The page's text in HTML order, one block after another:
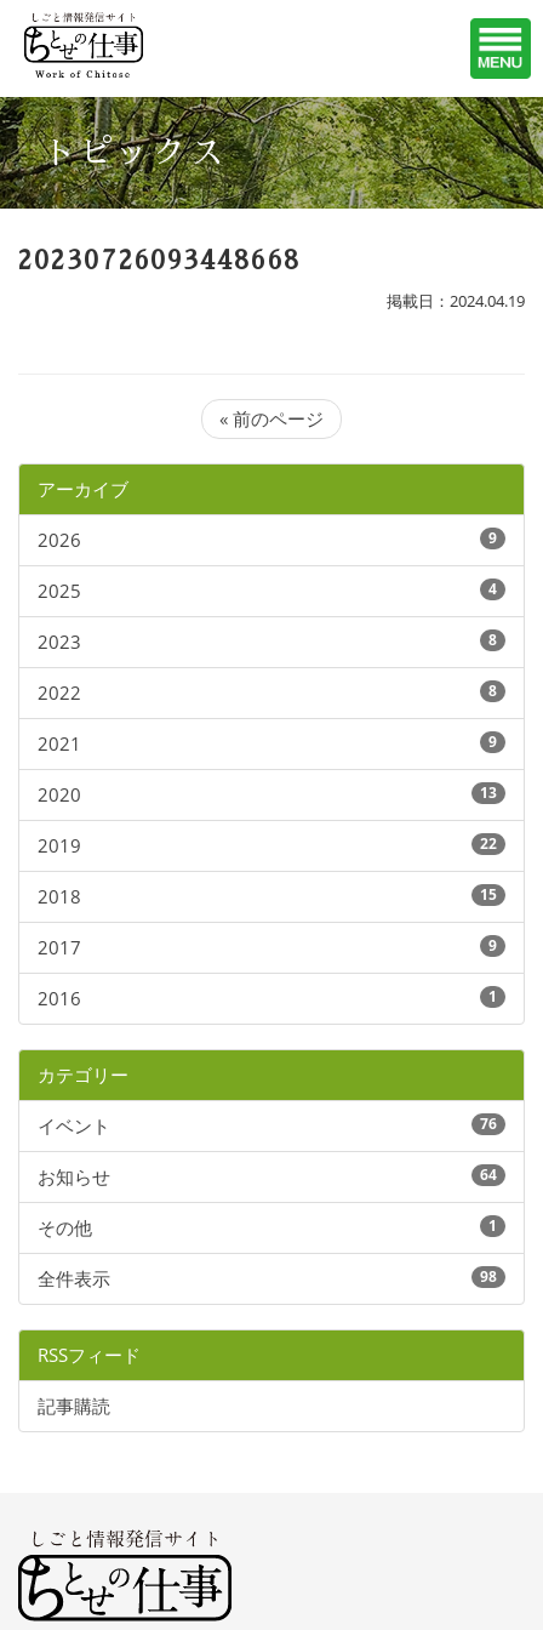
トピックス
20230726093448668
掲載日：2024.04.19
« 前のページ
アーカイブ
2026 9
2025 4
2023 8
2022 8
2021 9
2020 13
2019 22
2018 15
2017 9
2016 1
カテゴリー
イベント 76
お知らせ 64
その他 1
全件表示 98
RSSフィード
記事購読